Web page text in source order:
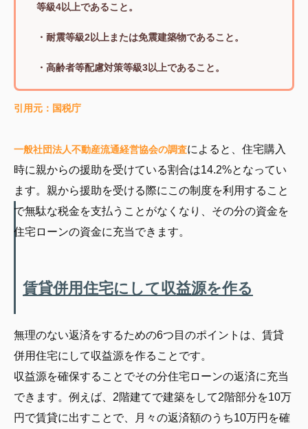
等級4以上であること。
・耐震等級2以上または免震建築物であること。
・高齢者等配慮対策等級3以上であること。
引用元：国税庁
一般社団法人不動産流通経営協会の調査によると、住宅購入
時に親からの援助を受けている割合は14.2%となってい
ます。親から援助を受ける際にこの制度を利用すること
で無駄な税金を支払うことがなくなり、その分の資金を
住宅ローンの資金に充当できます。
賃貸併用住宅にして収益源を作る
無理のない返済をするための6つ目のポイントは、賃貸
併用住宅にして収益源を作ることです。
収益源を確保することでその分住宅ローンの返済に充当
できます。例えば、2階建てで建築をして2階部分を10万
円で賃貸に出すことで、月々の返済額のうち10万円を確